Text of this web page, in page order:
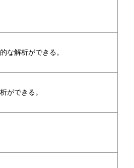
な解析ができる。
ができる。